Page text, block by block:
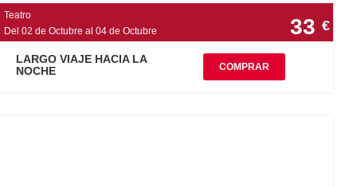
Teatro
Del 02 de Octubre al 04 de Octubre
33 €
LARGO VIAJE HACIA LA
NOCHE
COMPRAR